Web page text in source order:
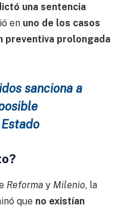
una sentencia
en uno de los casos
preventiva prolongada
sanciona a
Reforma y Milenio, la
que no existían